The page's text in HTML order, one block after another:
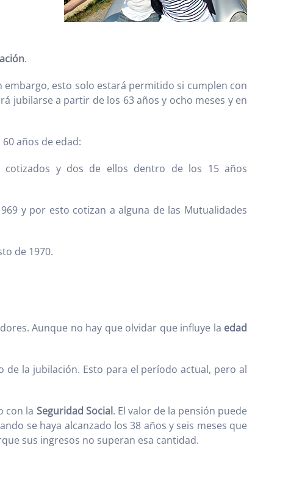
.
esto solo estará permitido si cumplen con
jubilarse a partir de los 63 años y ocho meses y en
años de edad:
cotizados y dos de ellos dentro de los 15 años
y por esto cotizan a alguna de las Mutualidades
de 1970.
Aunque no hay que olvidar que influye la edad
la jubilación. Esto para el período actual, pero al
con la Seguridad Social. El valor de la pensión puede
se haya alcanzado los 38 años y seis meses que
sus ingresos no superan esa cantidad.